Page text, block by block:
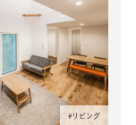
#リビング